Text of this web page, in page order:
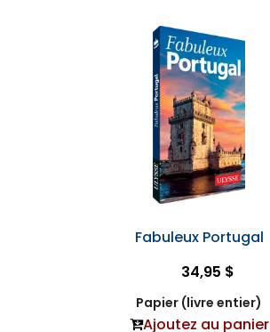
Fabuleux Portugal
34,95 $
Papier (livre entier)
Ajoutez au panier